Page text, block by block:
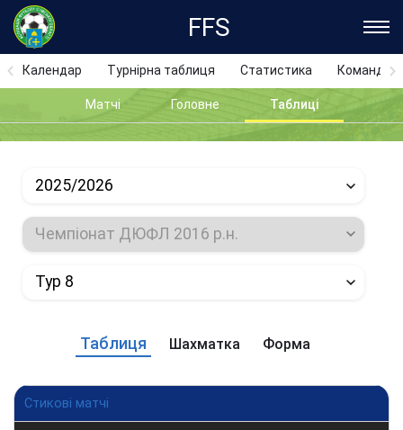
FFS
Календар Турнірна таблиця Статистика Команди
Матчі Головне Таблиці
2025/2026
Чемпіонат ДЮФЛ 2016 р.н.
Тур 8
Таблиця Шахматка Форма
Стикові матчі